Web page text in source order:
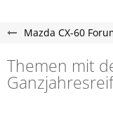
Mazda CX-60
Themen mit